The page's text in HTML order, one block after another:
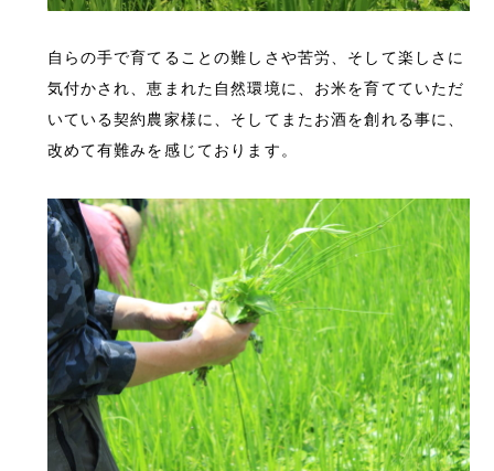
自らの手で育てることの難しさや苦労、そして楽しさに
気付かされ、恵まれた自然環境に、お米を育てていただ
いている契約農家様に、そしてまたお酒を創れる事に、
改めて有難みを感じております。